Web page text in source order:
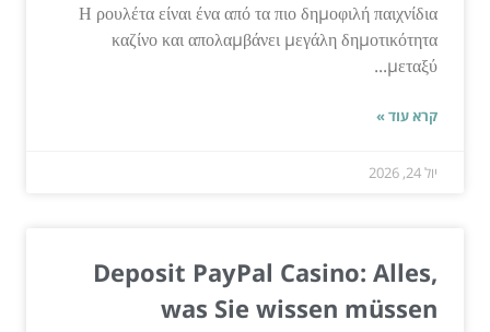
Η ρουλέτα είναι ένα από τα πιο δημοφιλή παιχνίδια
καζίνο και απολαμβάνει μεγάλη δημοτικότητα
μεταξύ...
קרא עוד »
יול 24, 2026
Deposit PayPal Casino: Alles,
was Sie wissen müssen